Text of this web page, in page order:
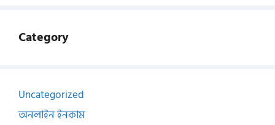
Category
Uncategorized
অনলাইন ইনকাম